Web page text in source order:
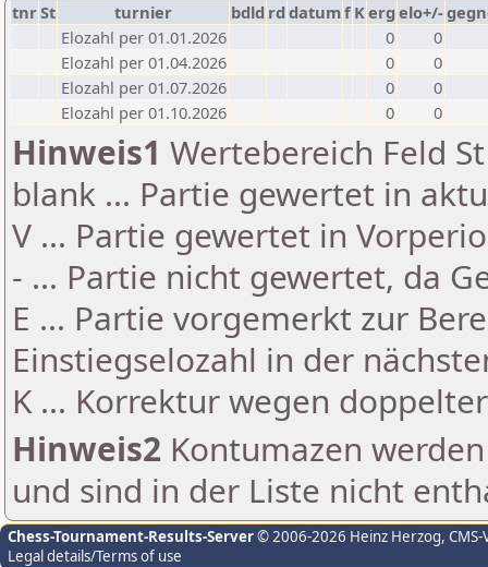
tnrSt turnier bdld rd datumf Kerg elo+/-
Elozahl per 01.01.2026
0
0
Elozahl per 01.04.2026
0
0
Elozahl per 01.07.2026
0
0
Elozahl per 01.10.2026
0 0
Hinweis1 Wertebereich Feld
blank ... Partie gewertet in
V ... Partie gewertet in
- ... Partie nicht gewertet, da
E ... Partie vorgemerkt zur
Einstiegselozahl in der
K ... Korrektur wegen
Hinweis2 Kontumazen
und sind in der Liste nicht
Chess-Tournament-Results-Server© 2006-2026 Heinz Herzog,
Legal details/Terms of use